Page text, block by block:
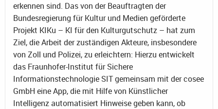
erkennen sind. Das von der Beauftragten der
Bundesregierung für Kultur und Medien geförderte
Projekt KIKu – KI für den Kulturgutschutz – hat zum
Ziel, die Arbeit der zuständigen Akteure, insbesondere
von Zoll und Polizei, zu erleichtern: Hierzu entwickelt
das Fraunhofer-Institut für Sichere
Informationstechnologie SIT gemeinsam mit der cosee
GmbH eine App, die mit Hilfe von Künstlicher
Intelligenz automatisiert Hinweise geben kann, ob